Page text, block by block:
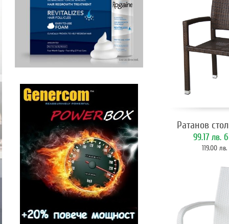
Ратанов
99.17 лв.
119.00 лв.